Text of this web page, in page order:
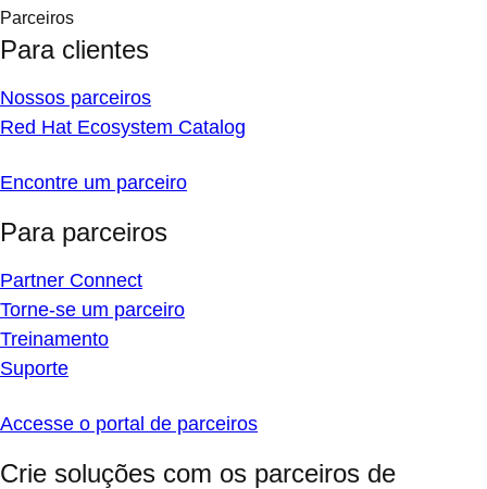
Parceiros
Para clientes
Nossos parceiros
Red Hat Ecosystem Catalog
Encontre um parceiro
Para parceiros
Partner Connect
Torne-se um parceiro
Treinamento
Suporte
Accesse o portal de parceiros
Crie soluções com os parceiros de